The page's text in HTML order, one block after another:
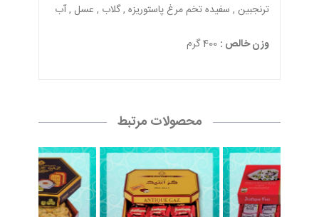
ترنجبین , سفیده تخم مرغ پاستوریزه , گلاب , عسل , آب
وزن خالص :
محصولات مرتبط